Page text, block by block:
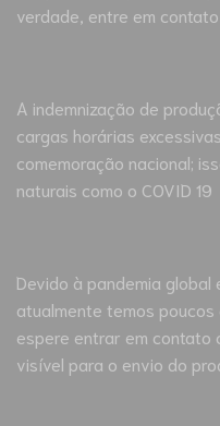
verdade, entre em
A indemnização de
cargas horárias
comemoração nacional;
naturais como o COVID 19
Devido à pandemia global
atualmente temos
espere entrar em contato
visível para o envio do